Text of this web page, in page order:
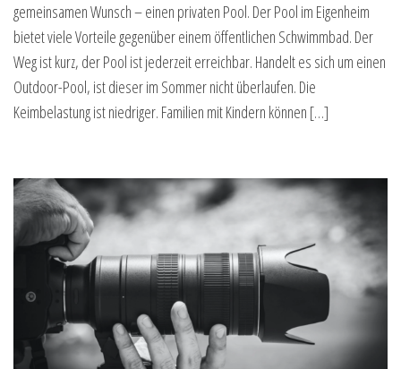
gemeinsamen Wunsch – einen privaten Pool. Der Pool im Eigenheim
bietet viele Vorteile gegenüber einem öffentlichen Schwimmbad. Der
Weg ist kurz, der Pool ist jederzeit erreichbar. Handelt es sich um einen
Outdoor-Pool, ist dieser im Sommer nicht überlaufen. Die
Keimbelastung ist niedriger. Familien mit Kindern können […]